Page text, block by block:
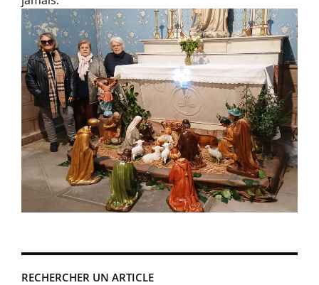
RECHERCHER UN ARTICLE